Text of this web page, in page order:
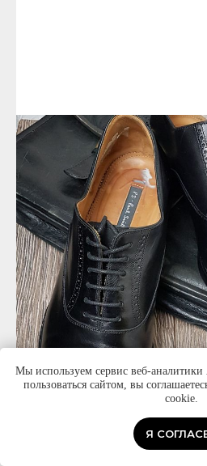
Мы используем сервис веб-
пользоваться сайтом, вы
cookie.
Я